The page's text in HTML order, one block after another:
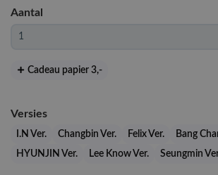
Aantal
Cadeau papier 3,-
Versies
I.N Ver. Changbin Ver. Felix Ver. Bang
HYUNJIN Ver.
Lee Know Ver. Seungmin